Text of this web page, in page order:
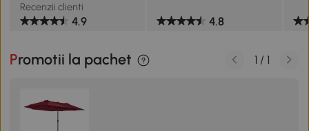
Recenzii clienti
4.9 4.8
Promotii la pachet 1 / 1